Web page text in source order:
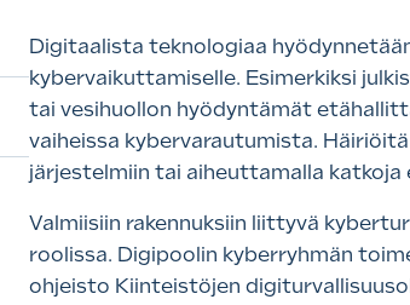
Digitaalista teknologiaa
kybervaikuttamiselle. Esimerkiksi
tai vesihuollon hyödyntämät
vaiheissa kybervarautumista.
järjestelmiin tai aiheuttamalla katkoja
Valmiisiin rakennuksiin liittyvä
roolissa. Digipoolin kyberryhmän
ohjeisto Kiinteistöjen